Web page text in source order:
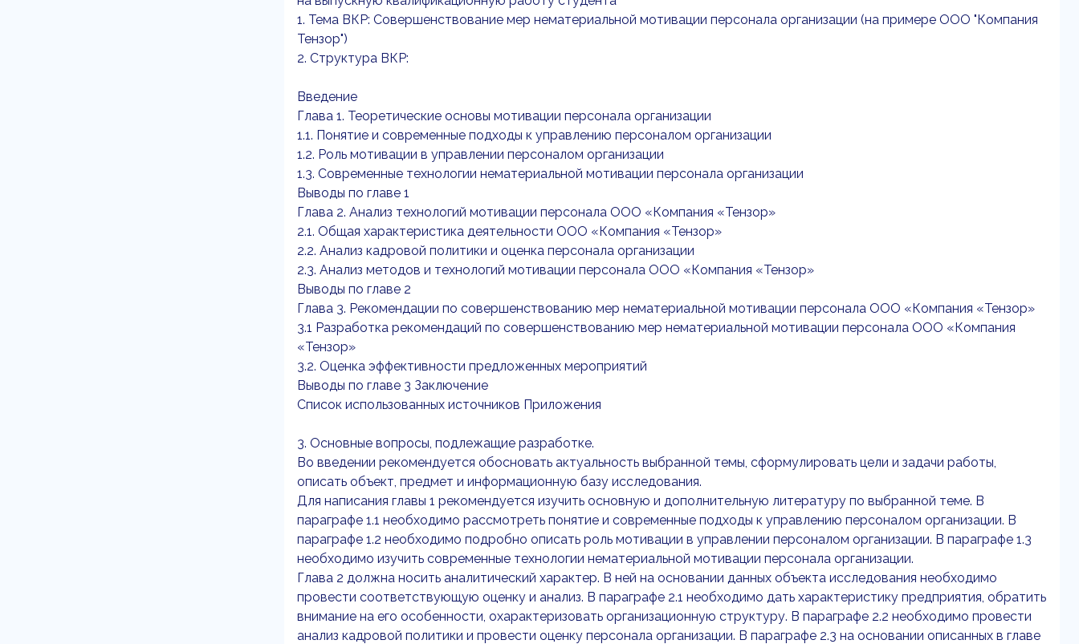
1. Тема ВКР: Совершенствование мер нематериальной мотивации персонала организации (на примере ООО "Компания
Тензор")
2. Структура ВКР:
Введение
Глава 1. Теоретические основы мотивации персонала организации
1.1. Понятие и современные подходы к управлению персоналом организации
1.2. Роль мотивации в управлении персоналом организации
1.3. Современные технологии нематериальной мотивации персонала организации
Выводы по главе 1
Глава 2. Анализ технологий мотивации персонала ООО «Компания «Тензор»
2.1. Общая характеристика деятельности ООО «Компания «Тензор»
2.2. Анализ кадровой политики и оценка персонала организации
2.3. Анализ методов и технологий мотивации персонала ООО «Компания «Тензор»
Выводы по главе 2
Глава 3. Рекомендации по совершенствованию мер нематериальной мотивации персонала ООО «Компания «Тензор»
3.1 Разработка рекомендаций по совершенствованию мер нематериальной мотивации персонала ООО «Компания
«Тензор»
3.2. Оценка эффективности предложенных мероприятий
Выводы по главе 3 Заключение
Список использованных источников Приложения
3. Основные вопросы, подлежащие разработке.
Во введении рекомендуется обосновать актуальность выбранной темы, сформулировать цели и задачи работы,
описать объект, предмет и информационную базу исследования.
Для написания главы 1 рекомендуется изучить основную и дополнительную литературу по выбранной теме. В
параграфе 1.1 необходимо рассмотреть понятие и современные подходы к управлению персоналом организации. В
параграфе 1.2 необходимо подробно описать роль мотивации в управлении персоналом организации. В параграфе 1.3
необходимо изучить современные технологии нематериальной мотивации персонала организации.
Глава 2 должна носить аналитический характер. В ней на основании данных объекта исследования необходимо
провести соответствующую оценку и анализ. В параграфе 2.1 необходимо дать характеристику предприятия, обратить
внимание на его особенности, охарактеризовать организационную структуру. В параграфе 2.2 необходимо провести
анализ кадровой политики и провести оценку персонала организации. В параграфе 2.3 на основании описанных в главе